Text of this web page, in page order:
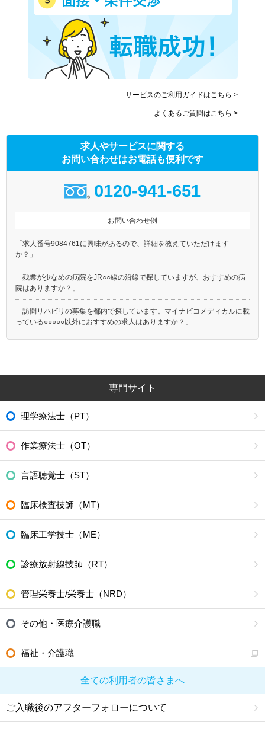
サービスのご利用ガイドはこちら >
よくあるご質問はこちら >
求人やサービスに関する
お問い合わせはお電話も便利です
0120-941-651
お問い合わせ例
「求人番号9084761に興味があるので、詳細を教えていただけます
か？」
「残業が少なめの病院をJR○○線の沿線で探していますが、おすすめの病
院はありますか？」
「訪問リハビリの募集を都内で探しています。マイナビコメディカルに載
っている○○○○○以外におすすめの求人はありますか？」
専門サイト
理学療法士（PT）
作業療法士（OT）
言語聴覚士（ST）
臨床検査技師（MT）
臨床工学技士（ME）
診療放射線技師（RT）
管理栄養士/栄養士（NRD）
その他・医療介護職
福祉・介護職
全ての利用者の皆さまへ
ご入職後のアフターフォローについて